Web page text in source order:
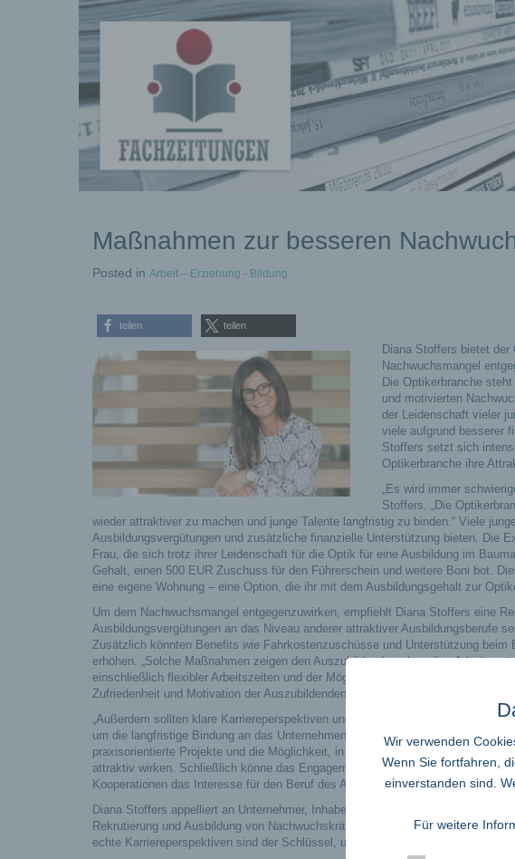
Pressemeldungen
Maßnahmen zur besseren
Posted in Arbeit – Erziehung - Bildung
teilen teilen
Diana Stoffers bietet der
Nachwuchsmangel
Die Optikerbranche
und motivierten
der Leidenschaft vieler
viele aufgrund besserer
Stoffers setzt sich
Optikerbranche ihre
„Es wird immer
Stoffers. „Die
wieder attraktiver zu machen und junge Talente langfristig zu binden.“ Viele
Ausbildungsvergütungen und zusätzliche finanzielle Unterstützung bieten. Die
Frau, die sich trotz ihrer Leidenschaft für die Optik für eine Ausbildung im
Gehalt, einen 500 EUR Zuschuss für den Führerschein und weitere Boni bot.
eine eigene Wohnung – eine Option, die ihr mit dem Ausbildungsgehalt zur
Um dem Nachwuchsmangel entgegenzuwirken, empfiehlt Diana Stoffers eine
Ausbildungsvergütungen an das Niveau anderer attraktiver Ausbildungsberufe
Zusätzlich könnten Benefits wie Fahrkostenzuschüsse und Unterstützung
erhöhen. „Solche Maßnahmen zeigen den Auszubildenden, dass ihre Arbeit
einschließlich flexibler Arbeitszeiten und der Möglichkeit, Beruf und Privatleben
Zufriedenheit und Motivation der Auszubildenden.
„Außerdem sollten klare Karriereperspektiven und Entwicklungsmöglichkeiten
um die langfristige Bindung an das Unternehmen zu stärken“, ist ein weiterer
praxisorientierte Projekte und die Möglichkeit, in verschiedenen Bereichen des
attraktiv wirken. Schließlich könne das Engagement in Schulen und
Kooperationen das Interesse für den Beruf des Augenoptikers bereits frühzeitig
Diana Stoffers appelliert an Unternehmer, Inhaber und Führungskräfte, in
Rekrutierung und Ausbildung von Nachwuchskräften ist eine kluge Investition in
echte Karriereperspektiven sind der Schlüssel, um als attraktiver
Wir verwenden
Wenn Sie fortfahren,
einverstanden sind.
Für weitere